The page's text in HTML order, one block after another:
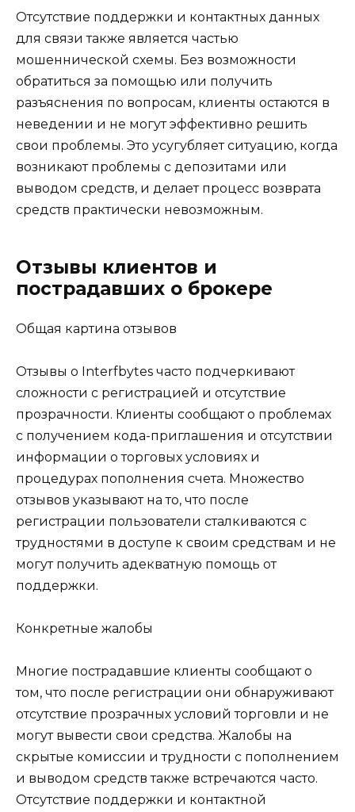
Отсутствие поддержки и контактных данных
для связи также является частью
мошеннической схемы. Без возможности
обратиться за помощью или получить
разъяснения по вопросам, клиенты остаются в
неведении и не могут эффективно решить
свои проблемы. Это усугубляет ситуацию, когда
возникают проблемы с депозитами или
выводом средств, и делает процесс возврата
средств практически невозможным.
Отзывы клиентов и
пострадавших о брокере
Общая картина отзывов
Отзывы о Interfbytes часто подчеркивают
сложности с регистрацией и отсутствие
прозрачности. Клиенты сообщают о проблемах
с получением кода-приглашения и отсутствии
информации о торговых условиях и
процедурах пополнения счета. Множество
отзывов указывают на то, что после
регистрации пользователи сталкиваются с
трудностями в доступе к своим средствам и не
могут получить адекватную помощь от
поддержки.
Конкретные жалобы
Многие пострадавшие клиенты сообщают о
том, что после регистрации они обнаруживают
отсутствие прозрачных условий торговли и не
могут вывести свои средства. Жалобы на
скрытые комиссии и трудности с пополнением
и выводом средств также встречаются часто.
Отсутствие поддержки и контактной